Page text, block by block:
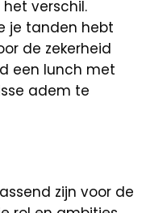
verschil.
je tanden hebt
de zekerheid
een lunch met
adem te
zijn voor de